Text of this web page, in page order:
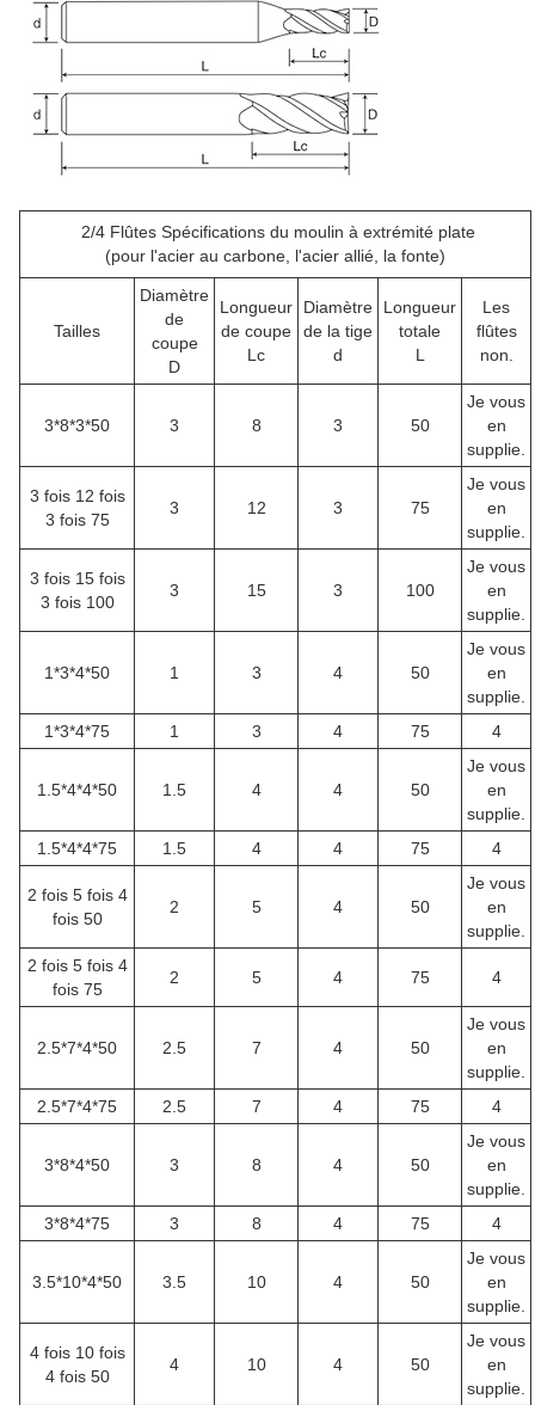
2/4 Flûtes Spécifications du moulin à extrémité plate
(pour l'acier au carbone, l'acier allié, la fonte)
Tailles
Diamètre
de
coupe
D
Longueur
de coupe
Lc
Diamètre
de la tige
d
Longueur
totale
L
Les
flûtes
non.
3*8*3*50 3 8 3 50
Je vous
en
supplie.
3 fois 12 fois
3 fois 75
3 12 3 75
Je vous
en
supplie.
3 fois 15 fois
3 fois 100
3 15 3 100
Je vous
en
supplie.
1*3*4*50 1 3 4 50
Je vous
en
supplie.
1*3*4*75
1 3 4 75 4
1.5*4*4*50 1.5 4 4 50
Je vous
en
supplie.
1.5*4*4*75
1.5 4 4 75 4
2 fois 5 fois 4
fois 50
2 5 4 50
Je vous
en
supplie.
2 fois 5 fois 4
fois 75
2 5 4 75 4
2.5*7*4*50 2.5 7 4 50
Je vous
en
supplie.
2.5*7*4*75
2.5 7 4 75 4
3*8*4*50 3 8 4 50
Je vous
en
supplie.
3*8*4*75
3 8 4 75 4
3.5*10*4*50 3.5 10 4 50
Je vous
en
supplie.
4 fois 10 fois
4 fois 50
4 10 4 50
Je vous
en
supplie.